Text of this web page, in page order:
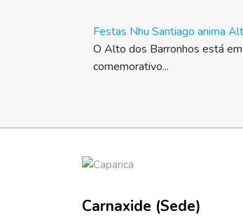
Festas Nhu Santiago anima
O Alto dos Barronhos está
comemorativo...
Carnaxide (Sede)